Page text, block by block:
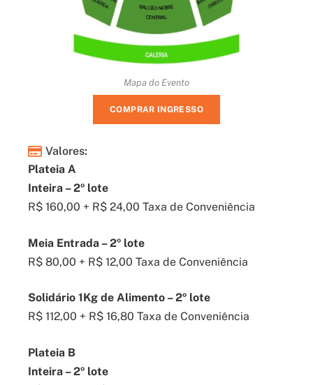
Mapa do Evento
COMPRAR INGRESSO
Valores:
Plateia A
Inteira – 2º lote
R$ 160,00 + R$ 24,00 Taxa de Conveniência
Meia Entrada – 2º lote
R$ 80,00 + R$ 12,00 Taxa de Conveniência
Solidário 1Kg de Alimento – 2º lote
R$ 112,00 + R$ 16,80 Taxa de Conveniência
Plateia B
Inteira – 2º lote